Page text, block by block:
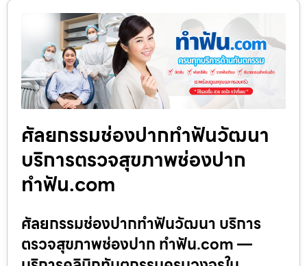
ศัลยกรรมช่องปากทำฟันวัฒนา
บริการตรวจสุขภาพช่องปาก
ทำฟัน.com
ศัลยกรรมช่องปากทำฟันวัฒนา บริการ
ตรวจสุขภาพช่องปาก ทำฟัน.com —